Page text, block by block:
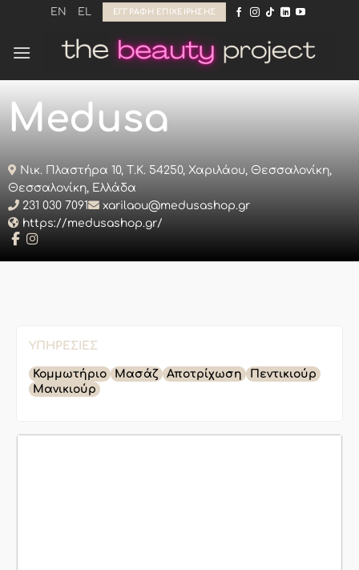
Μετάβαση
περιεχόμενο
EN EL ΕΓΓΡΑΦΉ ΕΠΙΧΕΊΡΗΣΗΣ
Medusa
Νικ. Πλαστήρα 10, Τ.Κ. 54250, Χαριλάου, Θεσσαλονίκη,
Θεσσαλονίκη, Ελλάδα
231 030 7091
xarilaou@medusashop.gr
https://medusashop.gr/
ΥΠΗΡΕΣΊΕΣ
Κομμωτήριο Μασάζ Αποτρίχωση
Πεντικιούρ
Μανικιούρ